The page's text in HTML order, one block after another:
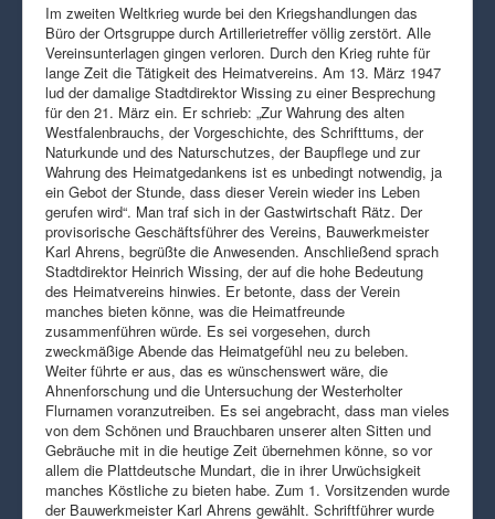
Im zweiten Weltkrieg wurde bei den Kriegshandlungen das
Büro der Ortsgruppe durch Artillerietreffer völlig zerstört. Alle
Vereinsunterlagen gingen verloren. Durch den Krieg ruhte für
lange Zeit die Tätigkeit des Heimatvereins. Am 13. März 1947
lud der damalige Stadtdirektor Wissing zu einer Besprechung
für den 21. März ein. Er schrieb: „Zur Wahrung des alten
Westfalenbrauchs, der Vorgeschichte, des Schrifttums, der
Naturkunde und des Naturschutzes, der Baupflege und zur
Wahrung des Heimatgedankens ist es unbedingt notwendig, ja
ein Gebot der Stunde, dass dieser Verein wieder ins Leben
gerufen wird“. Man traf sich in der Gastwirtschaft Rätz. Der
provisorische Geschäftsführer des Vereins, Bauwerkmeister
Karl Ahrens, begrüßte die Anwesenden. Anschließend sprach
Stadtdirektor Heinrich Wissing, der auf die hohe Bedeutung
des Heimatvereins hinwies. Er betonte, dass der Verein
manches bieten könne, was die Heimatfreunde
zusammenführen würde. Es sei vorgesehen, durch
zweckmäßige Abende das Heimatgefühl neu zu beleben.
Weiter führte er aus, das es wünschenswert wäre, die
Ahnenforschung und die Untersuchung der Westerholter
Flurnamen voranzutreiben. Es sei angebracht, dass man vieles
von dem Schönen und Brauchbaren unserer alten Sitten und
Gebräuche mit in die heutige Zeit übernehmen könne, so vor
allem die Plattdeutsche Mundart, die in ihrer Urwüchsigkeit
manches Köstliche zu bieten habe. Zum 1. Vorsitzenden wurde
der Bauwerkmeister Karl Ahrens gewählt. Schriftführer wurde